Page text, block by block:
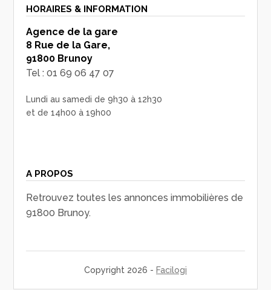
HORAIRES & INFORMATION
Agence de la gare
8 Rue de la Gare,
91800 Brunoy
Tel : 01 69 06 47 07
Lundi au samedi de 9h30 à 12h30
et de 14h00 à 19h00
A PROPOS
Retrouvez toutes les annonces immobilières de
91800 Brunoy.
Copyright 2026 - Facilogi